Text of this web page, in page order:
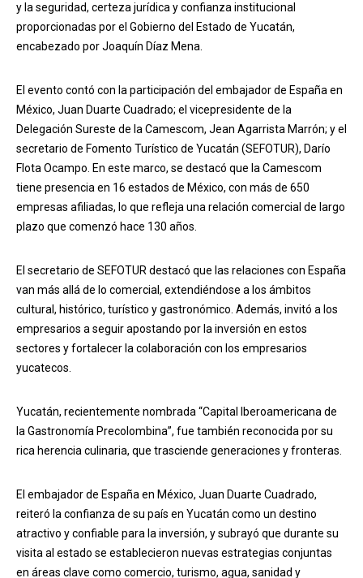
y la seguridad, certeza jurídica y confianza institucional
proporcionadas por el Gobierno del Estado de Yucatán,
encabezado por Joaquín Díaz Mena.
El evento contó con la participación del embajador de España en
México, Juan Duarte Cuadrado; el vicepresidente de la
Delegación Sureste de la Camescom, Jean Agarrista Marrón; y el
secretario de Fomento Turístico de Yucatán (SEFOTUR), Darío
Flota Ocampo. En este marco, se destacó que la Camescom
tiene presencia en 16 estados de México, con más de 650
empresas afiliadas, lo que refleja una relación comercial de largo
plazo que comenzó hace 130 años.
El secretario de SEFOTUR destacó que las relaciones con España
van más allá de lo comercial, extendiéndose a los ámbitos
cultural, histórico, turístico y gastronómico. Además, invitó a los
empresarios a seguir apostando por la inversión en estos
sectores y fortalecer la colaboración con los empresarios
yucatecos.
Yucatán, recientemente nombrada “Capital Iberoamericana de
la Gastronomía Precolombina”, fue también reconocida por su
rica herencia culinaria, que trasciende generaciones y fronteras.
El embajador de España en México, Juan Duarte Cuadrado,
reiteró la confianza de su país en Yucatán como un destino
atractivo y confiable para la inversión, y subrayó que durante su
visita al estado se establecieron nuevas estrategias conjuntas
en áreas clave como comercio, turismo, agua, sanidad y